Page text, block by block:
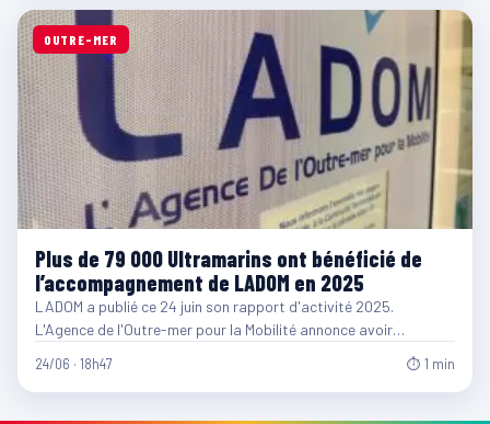
OUTRE-MER
Plus de 79 000 Ultramarins ont bénéficié de
l’accompagnement de LADOM en 2025
LADOM a publié ce 24 juin son rapport d'activité 2025.
L'Agence de l'Outre-mer pour la Mobilité annonce avoir…
24/06 · 18h47 ⏱ 1 min